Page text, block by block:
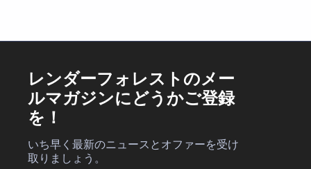
レンダーフォレストのメー
ルマガジンにどうかご登録
を！
いち早く最新のニュースとオファーを受け
取りましょう。